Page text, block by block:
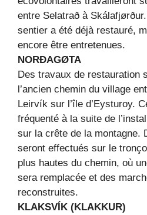
entre Selatrað à
sentier a été déjà restauré,
encore être entretenues.
NORÐAGØTA
Des travaux de restauration
l’ancien chemin du village
Leirvík sur l’île d’Eysturoy.
fréquenté à la suite de
sur la crête de la montagne.
seront effectués sur le
plus hautes du chemin, où
sera remplacée et des
reconstruites.
KLAKSVÍK (KLAKKUR)